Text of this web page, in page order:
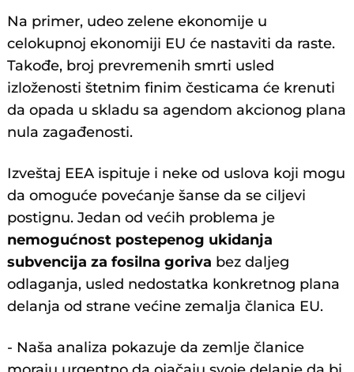
Na primer, udeo zelene ekonomije u
celokupnoj ekonomiji EU će nastaviti da raste.
Takođe, broj prevremenih smrti usled
izloženosti štetnim finim česticama će krenuti
da opada u skladu sa agendom akcionog plana
nula zagađenosti.
Izveštaj EEA ispituje i neke od uslova koji mogu
da omoguće povećanje šanse da se ciljevi
postignu. Jedan od većih problema je
nemogućnost postepenog ukidanja
subvencija za fosilna goriva bez daljeg
odlaganja, usled nedostatka konkretnog plana
delanja od strane većine zemalja članica EU.
- Naša analiza pokazuje da zemlje članice